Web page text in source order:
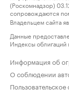
(Роскомнадзор)
сопровождаются
Владельцем сайта
Данные
Индексы
Информация об
О соблюдении